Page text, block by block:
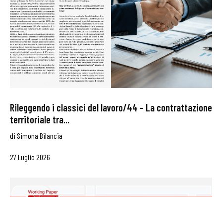
Rileggendo i classici del lavoro/44 – La contrattazione
territoriale tra...
di Simona Bilancia
27 Luglio 2026